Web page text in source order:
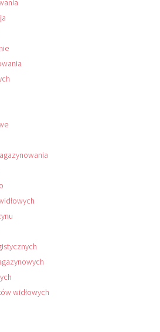
widłowych